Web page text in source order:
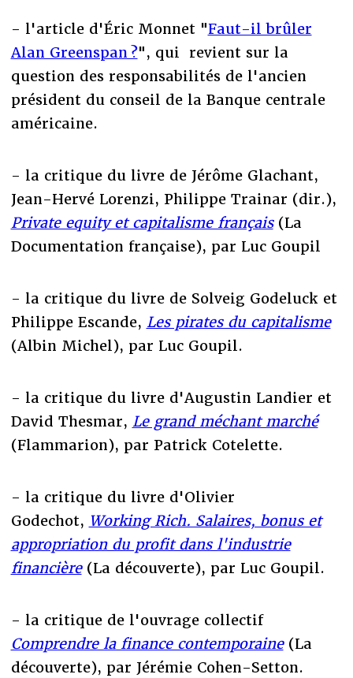
- l'article d'Éric Monnet "Faut-il brûler
Alan Greenspan ?", qui revient sur la
question des responsabilités de l'ancien
président du conseil de la Banque centrale
américaine.
- la critique du livre de Jérôme Glachant,
Jean-Hervé Lorenzi, Philippe Trainar (dir.),
Private equity et capitalisme français(La
Documentation française), par Luc Goupil
- la critique du livre de Solveig Godeluck et
Philippe Escande, Les pirates du capitalisme
(Albin Michel), par Luc Goupil.
- la critique du livre d'Augustin Landier et
David Thesmar, Le grand méchant marché
(Flammarion), par Patrick Cotelette.
- la critique du livre d'Olivier
Godechot, Working Rich. Salaires, bonus et
appropriation du profit dans l'industrie
financière(La découverte), par Luc Goupil.
- la critique de l'ouvrage collectif
Comprendre la finance contemporaine(La
découverte), par Jérémie Cohen-Setton.